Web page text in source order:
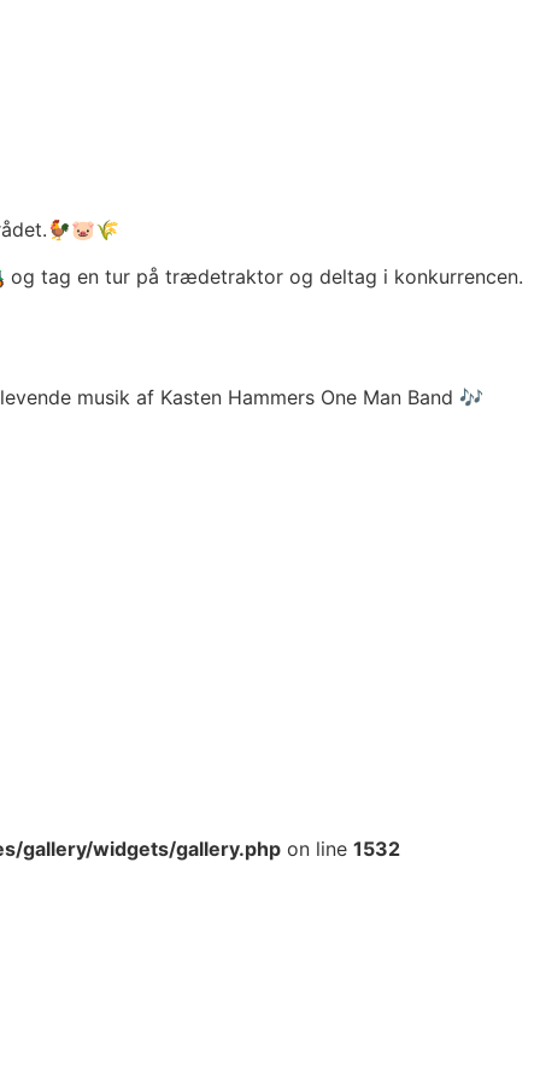
og tag en tur på trædetraktor og deltag i konkurrencen.
musik af Kasten Hammers One Man Band 🎶
gallery/widgets/gallery.php on line 1532